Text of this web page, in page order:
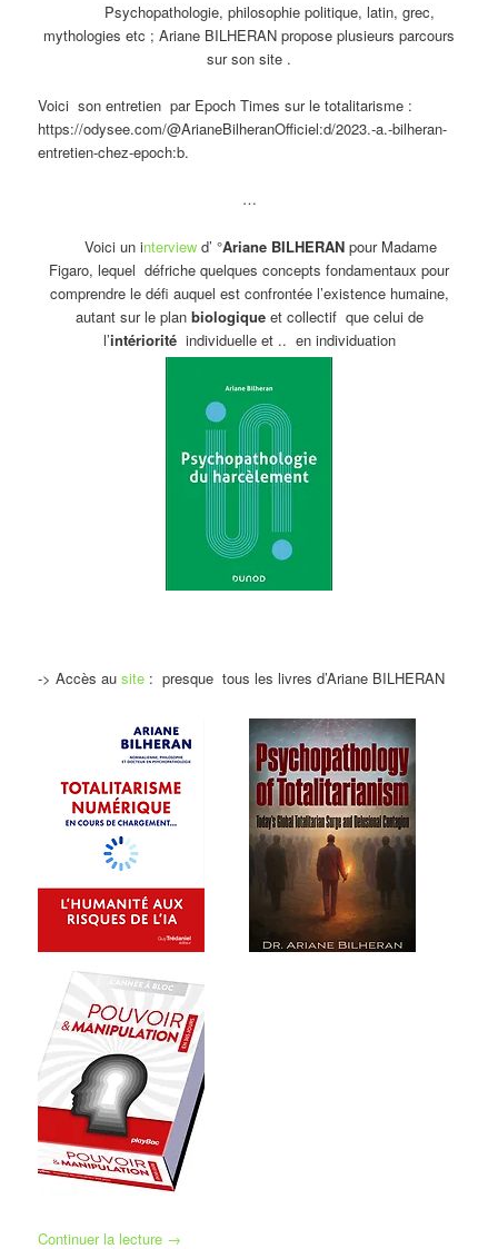
Psychopathologie, philosophie politique, latin, grec,
mythologies etc ; Ariane BILHERAN propose plusieurs parcours
sur son site .
Voici son entretien par Epoch Times sur le totalitarisme :
https://odysee.com/@ArianeBilheranOfficiel:d/2023.-a.-bilheran-
entretien-chez-epoch:b.
…
Voici un interviewd’ °Ariane BILHERANpour Madame
Figaro, lequel défriche quelques concepts fondamentaux pour
comprendre le défi auquel est confrontée l’existence humaine,
autant sur le plan biologiqueet collectif que celui de
l’intérioritéindividuelle et .. en individuation
-> Accès au site : presque tous les livres d’Ariane BILHERAN
Continuer la lecture →